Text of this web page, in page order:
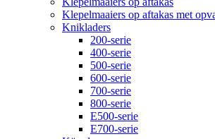
Klepelmaaiers op aftakas met
Knikladers
200-serie
400-serie
500-serie
600-serie
700-serie
800-serie
E500-serie
E700-serie